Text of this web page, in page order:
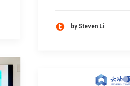
by Steven Li